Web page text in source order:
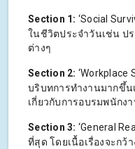
Section 1: ‘Social
ในชีวิตประจำวันเช่น ป
ต่างๆ
Section 2: ‘Workplace
บริบทการทำงานมากขึ้
เกี่ยวกับการอบรมพนักง
Section 3: ‘General
ที่สุด โดยเนื้อเรื่องจะก